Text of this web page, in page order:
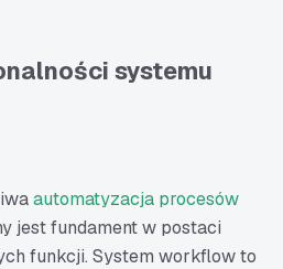
systemu
automatyzacja procesów
jest fundament w postaci
funkcji. System workflow to